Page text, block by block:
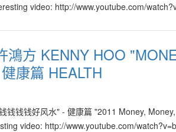
video: http://www.youtube.com/
方 KENNY HOO
康篇 HEALTH
钱钱钱好风水" - 健康篇 "2011 Money,
video: http://www.youtube.com/